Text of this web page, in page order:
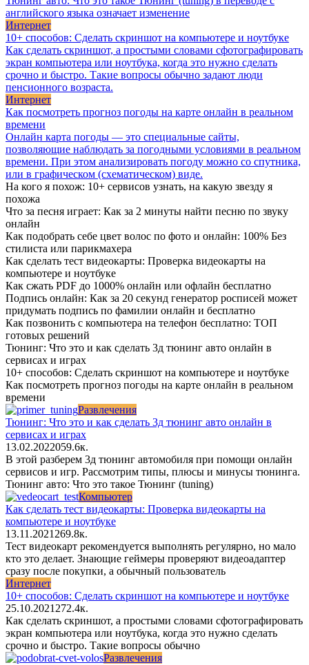
английского языка означает изменение
Интернет
10+ способов: Сделать скриншот на компьютере и ноутбуке
Как сделать скриншот, а простыми словами сфотографировать
экран компьютера или ноутбука, когда это нужно сделать
срочно и быстро. Такие вопросы обычно задают люди
пенсионного возраста.
Интернет
Как посмотреть прогноз погоды на карте онлайн в реальном
времени
Онлайн карта погоды — это специальные сайты,
позволяющие наблюдать за погодными условиями в реальном
времени. При этом анализировать погоду можно со спутника,
или в графическом (схематическом) виде.
На кого я похож: 10+ сервисов узнать, на какую звезду я
похожа
Что за песня играет: Как за 2 минуты найти песню по звуку
онлайн
Как подобрать себе цвет волос по фото и онлайн: 100% Без
стилиста или парикмахера
Как сделать тест видеокарты: Проверка видеокарты на
компьютере и ноутбуке
Как сжать PDF до 1000% онлайн или офлайн бесплатно
Подпись онлайн: Как за 20 секунд генератор росписей может
придумать подпись по фамилии онлайн и бесплатно
Как позвонить с компьютера на телефон бесплатно: ТОП
готовых решений
Тюнинг: Что это и как сделать 3д тюнинг авто онлайн в
сервисах и играх
10+ способов: Сделать скриншот на компьютере и ноутбуке
Как посмотреть прогноз погоды на карте онлайн в реальном
времени
Развлечения
Тюнинг: Что это и как сделать 3д тюнинг авто онлайн в
сервисах и играх
13.02.2022059.6к.
В этой разберем 3д тюнинг автомобиля при помощи онлайн
сервисов и игр. Рассмотрим типы, плюсы и минусы тюнинга.
Тюнинг авто: Что это такое Тюнинг (tuning)
Компьютер
Как сделать тест видеокарты: Проверка видеокарты на
компьютере и ноутбуке
13.11.2021 269.8к.
Тест видеокарт рекомендуется выполнять регулярно, но мало
кто это делает. Знающие геймеры проверяют видеоадаптер
сразу после покупки, а обычный пользователь
Интернет
10+ способов: Сделать скриншот на компьютере и ноутбуке
25.10.2021 272.4к.
Как сделать скриншот, а простыми словами сфотографировать
экран компьютера или ноутбука, когда это нужно сделать
срочно и быстро. Такие вопросы обычно
Развлечения